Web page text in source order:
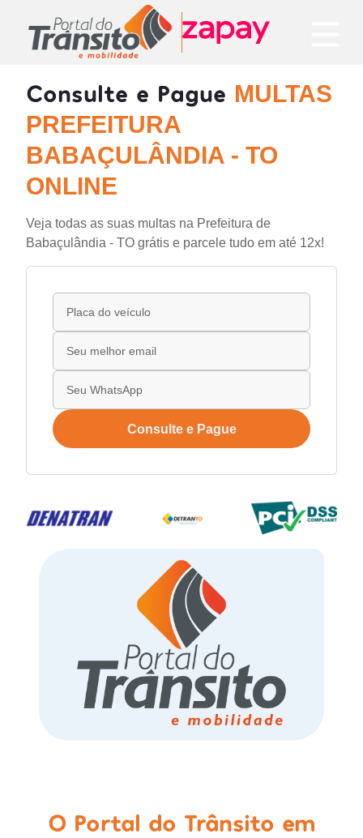
Consulte e Pague MULTAS
PREFEITURA
BABAÇULÂNDIA - TO
ONLINE
Veja todas as suas multas na Prefeitura de
Babaçulândia - TO grátis e parcele tudo em até 12x!
Consulte e Pague
O Portal do Trânsito em